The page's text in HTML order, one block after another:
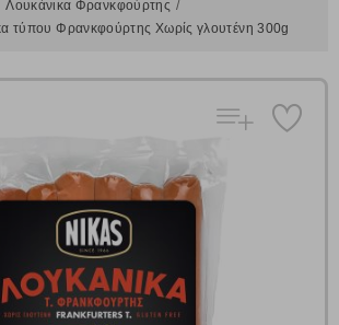
Λουκάνικα Φρανκφούρτης
τύπου Φρανκφούρτης Χωρίς γλουτένη 300g